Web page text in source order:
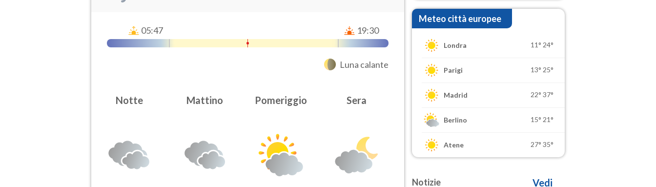
05:47 19:30
Luna calante
Notte Mattino Pomeriggio Sera
Meteo città europee
Londra 11° 24°
Parigi 13° 25°
Madrid 22° 37°
Berlino 15° 21°
Atene 27° 35°
Notizie
Vedi